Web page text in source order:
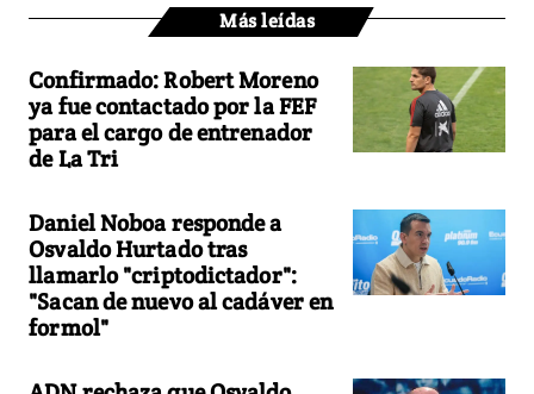
Más leídas
Confirmado: Robert Moreno
ya fue contactado por la FEF
para el cargo de entrenador
de La Tri
Daniel Noboa responde a
Osvaldo Hurtado tras
llamarlo "criptodictador":
"Sacan de nuevo al cadáver en
formol"